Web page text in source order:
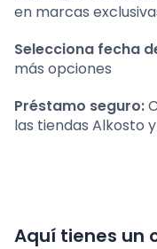
en marcas
Selecciona fecha
más opciones
Préstamo seguro:
las tiendas Alkosto
Aquí tienes un